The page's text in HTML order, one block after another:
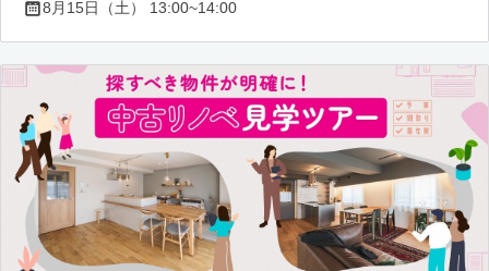
8月15日（土） 13:00~14:00